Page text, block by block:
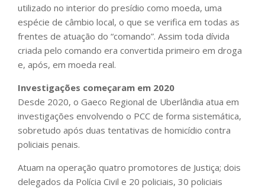
utilizado no interior do presídio como moeda, uma
espécie de câmbio local, o que se verifica em todas as
frentes de atuação do “comando”. Assim toda dívida
criada pelo comando era convertida primeiro em droga
e, após, em moeda real.
Investigações começaram em 2020
Desde 2020, o Gaeco Regional de Uberlândia atua em
investigações envolvendo o PCC de forma sistemática,
sobretudo após duas tentativas de homicídio contra
policiais penais.
Atuam na operação quatro promotores de Justiça; dois
delegados da Polícia Civil e 20 policiais, 30 policiais